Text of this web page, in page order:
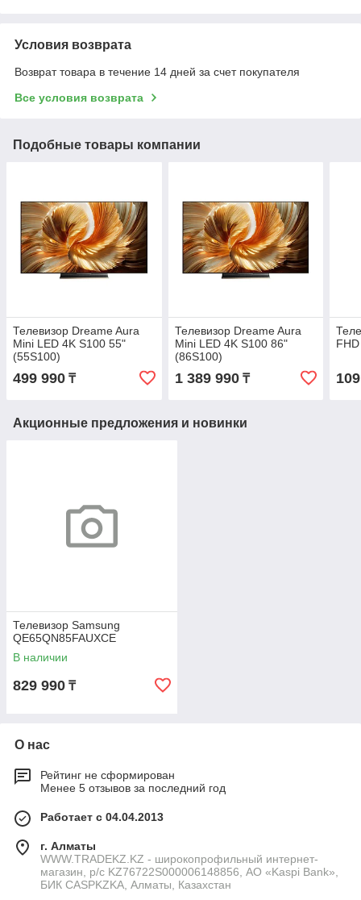
Условия возврата
Возврат товара в течение 14 дней за счет покупателя
Все условия возврата
Подобные товары компании
Телевизор Dreame Aura
Mini LED 4K S100 55"
(55S100)
499 990 ₸
Телевизор Dreame Aura
Mini LED 4K S100 86"
(86S100)
1 389 990₸
Акционные предложения и новинки
Телевизор Samsung
QE65QN85FAUXCE
В наличии
829 990 ₸
О нас
Рейтинг не сформирован
Менее 5 отзывов за последний год
Работает с 04.04.2013
г. Алматы
WWW.TRADEKZ.KZ - широкопрофильный интернет-
магазин, р/с KZ76722S000006148856, АО «Kaspi Bank»,
БИК CASPKZKA, Алматы, Казахстан